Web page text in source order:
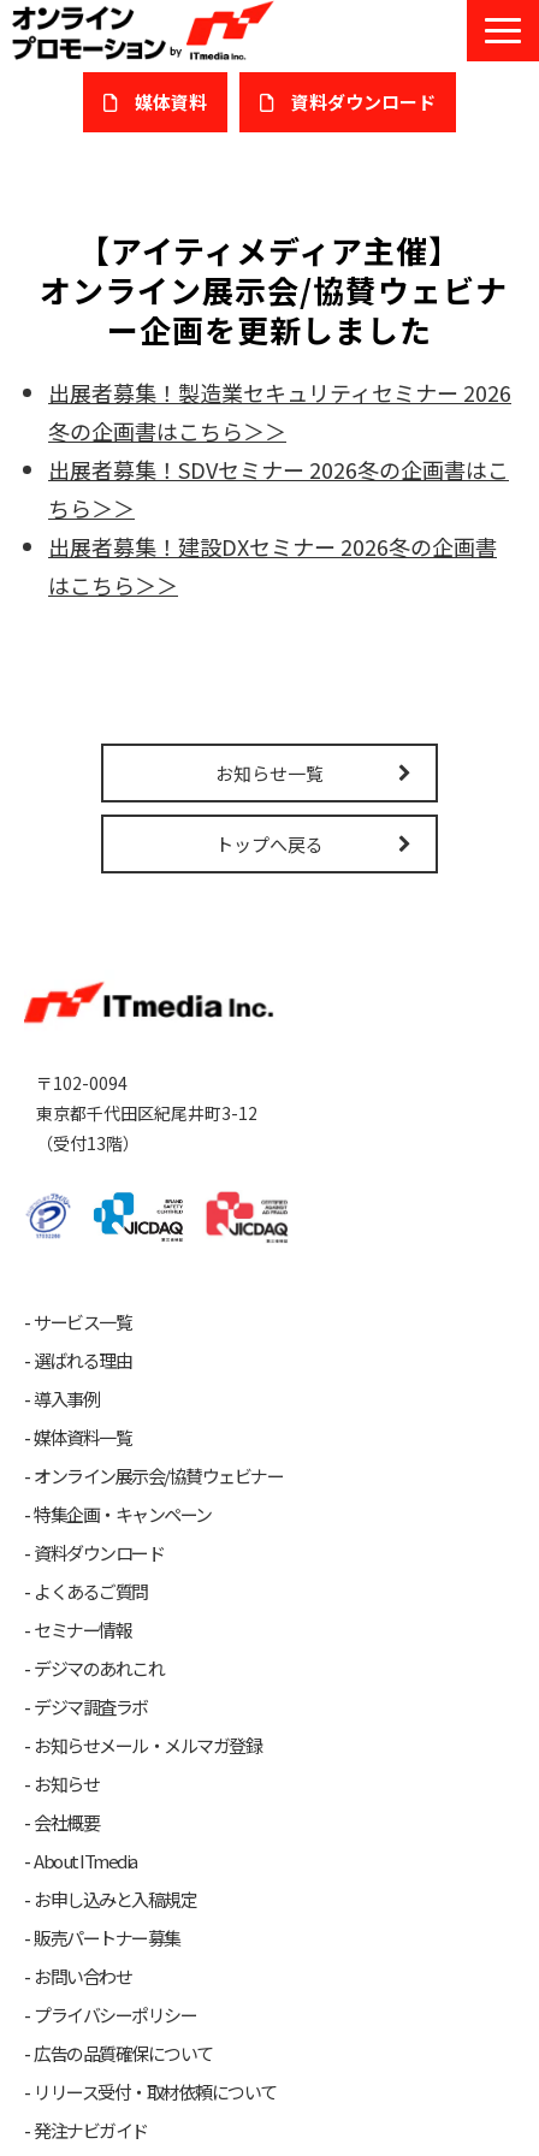
媒体資料 ​資料ダウンロード
私たちについて
サービスガイド/お役立ち資料
課題/ターゲット別で探す
オンライン展示会/協賛ウェビナー
導入事例
販売パートナー募集
【アイティメディア主催】
ー企画を更新しました
出展者募集！製造業セキュリティセミナー 2026
冬の企画書はこちら＞＞
出展者募集！SDVセミナー 2026冬の企画書はこ
ちら＞＞
出展者募集！建設DXセミナー 2026冬の企画書
はこちら＞＞
お知らせ一覧
トップへ戻る
〒102-0094
東京都千代田区紀尾井町3-12
（受付13階）
サービス一覧
選ばれる理由
導入事例
媒体資料一覧
オンライン展示会/協賛ウェビナー
特集企画・キャンペーン
資料ダウンロード
よくあるご質問
セミナー情報
デジマのあれこれ
デジマ調査ラボ
お知らせメール・メルマガ登録
お知らせ
会社概要
About ITmedia
お申し込みと入稿規定
販売パートナー募集
お問い合わせ
プライバシーポリシー
広告の品質確保について
リリース受付・取材依頼について
発注ナビガイド